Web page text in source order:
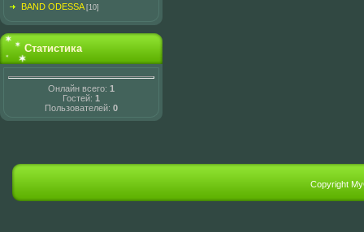
BAND ODESSA [10]
Статистика
Онлайн всего: 1
Гостей: 1
Пользователей: 0
Copyright